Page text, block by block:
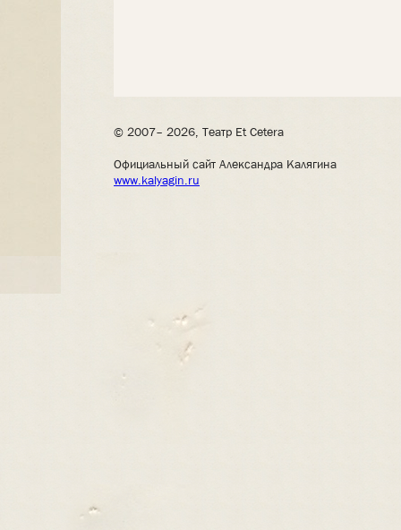
© 2007– 2026, Театр Et Cetera
Официальный сайт Александра Калягина
www.kalyagin.ru